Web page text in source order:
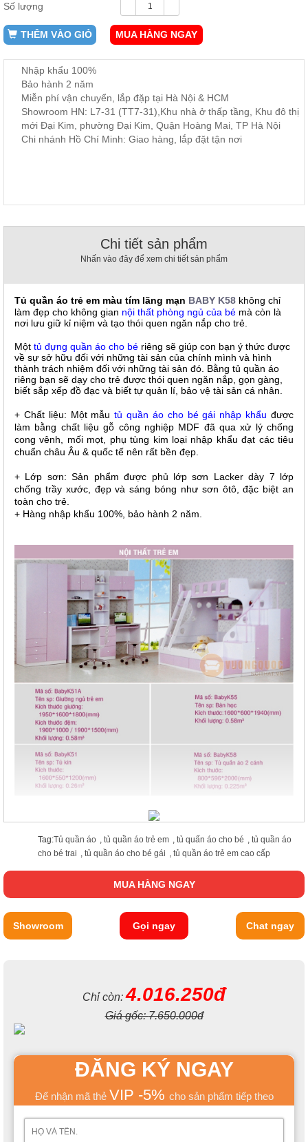
Công,
Vườn
Phụ
Cây
, đồ
Nhà
Hàng
Thất
Hàng
Số lượng
THÊM VÀO GIỎ MUA HÀNG NGAY
Nhập khẩu 100%
Bảo hành 2 năm
Miễn phí vận chuyển, lắp đặp tại Hà Nội & HCM
Showroom HN: L7-31 (TT7-31),Khu nhà ở thấp tầng, Khu đô thị
mới Đại Kim, phường Đại Kim, Quận Hoàng Mai, TP Hà Nội
Chi nhánh Hồ Chí Minh: Giao hàng, lắp đặt tận nơi
Chi tiết sản phẩm
Nhấn vào đây để xem chi tiết sản phẩm
Tủ quần áo trẻ em màu tím lãng mạn BABY K58 không chỉ
làm đẹp cho không gian nội thất phòng ngủ của bé mà còn là
nơi lưu giữ kỉ niệm và tạo thói quen ngăn nắp cho trẻ.
Một tủ đựng quần áo cho bé riêng sẽ giúp con bạn ý thức được
về sự sở hữu đối với những tài sản của chính mình và hình
thành trách nhiệm đối với những tài sản đó. Bằng tủ quần áo
riêng bạn sẽ dạy cho trẻ được thói quen ngăn nắp, gọn gàng,
biết sắp xếp đồ đạc và biết tự quản lí, bảo vệ tài sản cá nhân.
+ Chất liệu: Một mẫutủ quần áo cho bé gái nhập khẩu được
làm bằng chất liệu gỗ công nghiệp MDF đã qua xử lý chống
cong vênh, mối mọt, phụ tùng kim loại nhập khẩu đạt các tiêu
chuẩn châu Âu & quốc tế nên rất bền đẹp.
+ Lớp sơn: Sản phẩm được phủ lớp sơn Lacker dày 7 lớp
chống trầy xước, đẹp và sáng bóng như sơn ôtô, đặc biệt an
toàn cho trẻ.
+ Hàng nhập khẩu 100%, bảo hành 2 năm.
Tag:Tủ quần áo , tủ quần áo trẻ em , tủ quấn áo cho bé , tủ quần áo
cho bé trai , tủ quần áo cho bé gái , tủ quần áo trẻ em cao cấp
MUA HÀNG NGAY
Showroom Gọi ngay Chat ngay
Chỉ còn:4.016.250đ
Giá gốc:7.650.000đ
ĐĂNG KÝ NGAY
Để nhận mã thẻ VIP -5% cho sản phẩm tiếp theo